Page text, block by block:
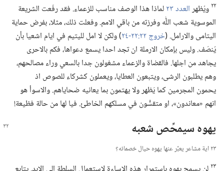
٢٢ ويُظهرالعدد ٢٣
لماذا هذا الوصف مناسب للزعماء.‏ فقد رفّعت الشريعة
الموسوية شعب اللّٰه وفرزته من باقي الامم.‏ وفعلت ذلك،‏ مثلا،‏ بفرض حماية
اليتامى والارامل.‏ (‏خروج ٢٢:‏​٢٢-‏٢٤
‏)‏ ولكن لا امل لليتيم في ايام اشعيا بأن
يُنصَف.‏ وليس بإمكان الارملة ان تجد احدا يسمع دعواها،‏ فكم بالاحرى
يجاهد من اجلها.‏ فالقضاة والزعماء مشغولون جدا بالسعي وراء مصالحهم،‏
وهم يطلبون الرشى،‏ ويتبعون العطايا،‏ ويعملون كشركاء للصوص اذ
يحمون المجرمين كما يَظهر ولا يهتمون بما يعانيه ضحاياهم.‏ والاسوأ هو
انهم «معاندون»،‏ او متقسُّون في مسلكهم الخاطئ.‏ فيا لها من حالة فظيعة!‏
يهوه سيمحِّص شعبه
٢٣ اية مشاعر يعبِّر عنها يهوه حيال خصمائه؟‏
٢٣